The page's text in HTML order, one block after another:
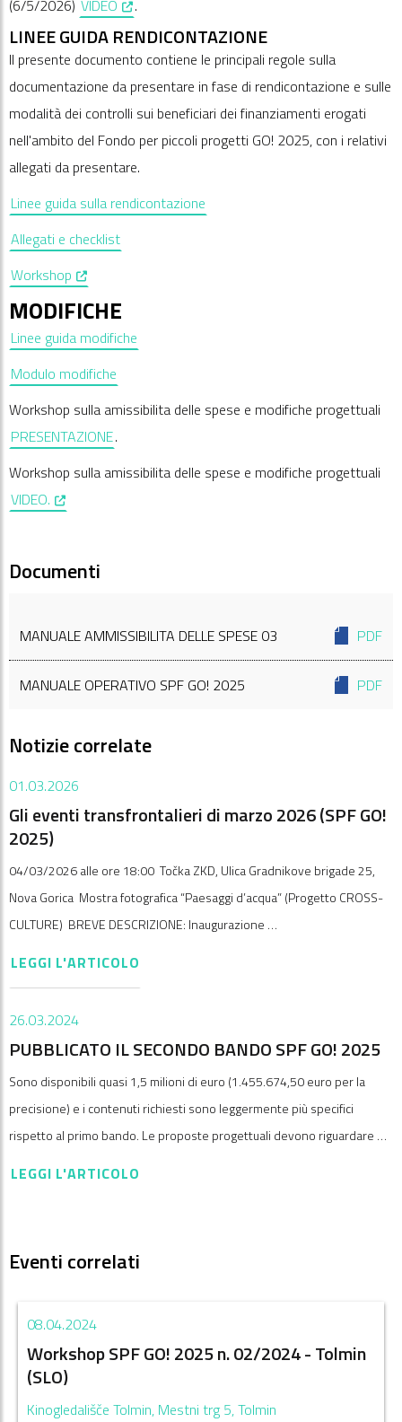
(6/5/2026) VIDEO , opens in a new window
.
LINEE GUIDA RENDICONTAZIONE
Il presente documento contiene le principali regole sulla
documentazione da presentare in fase di rendicontazione e sulle
modalità dei controlli sui beneficiari dei finanziamenti erogati
nell'ambito del Fondo per piccoli progetti GO! 2025, con i relativi
allegati da presentare.
Linee guida sulla rendicontazione
Allegati e checklist
Workshop , opens in a new window
MODIFICHE
Linee guida modifiche
Modulo modifiche
Workshop sulla amissibilita delle spese e modifiche progettuali
PRESENTAZIONE.
Workshop sulla amissibilita delle spese e modifiche progettuali
VIDEO. , opens in a new window
Documenti
MANUALE AMMISSIBILITA DELLE SPESE 03 PDF
MANUALE OPERATIVO SPF GO! 2025 PDF
Notizie correlate
01.03.2026
Gli eventi transfrontalieri di marzo 2026 (SPF GO!
2025)
04/03/2026 alle ore 18:00 Točka ZKD, Ulica Gradnikove brigade 25,
Nova Gorica Mostra fotografica “Paesaggi d’acqua” (Progetto CROSS-
CULTURE) BREVE DESCRIZIONE: Inaugurazione …
LEGGI L'ARTICOLO
26.03.2024
PUBBLICATO IL SECONDO BANDO SPF GO! 2025
Sono disponibili quasi 1,5 milioni di euro (1.455.674,50 euro per la
precisione) e i contenuti richiesti sono leggermente più specifici
rispetto al primo bando. Le proposte progettuali devono riguardare …
LEGGI L'ARTICOLO
Eventi correlati
08.04.2024
Workshop SPF GO! 2025 n. 02/2024 - Tolmin
(SLO)
Kinogledališče Tolmin, Mestni trg 5, Tolmin